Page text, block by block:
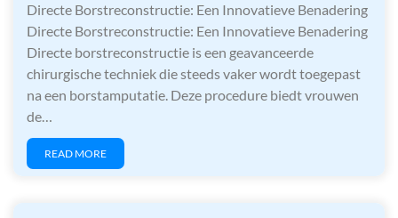
Directe Borstreconstructie: Een Innovatieve Benadering
Directe Borstreconstructie: Een Innovatieve Benadering
Directe borstreconstructie is een geavanceerde
chirurgische techniek die steeds vaker wordt toegepast
na een borstamputatie. Deze procedure biedt vrouwen
de…
READ MORE